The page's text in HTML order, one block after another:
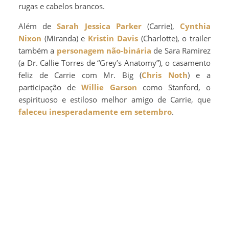
rugas e cabelos brancos.
Além deSarah Jessica Parker(Carrie), Cynthia
Nixon (Miranda) e Kristin Davis(Charlotte), o trailer
também a personagem não-binária de Sara Ramirez
(a Dr. Callie Torres de “Grey’s Anatomy”), o casamento
feliz de Carrie com Mr. Big (Chris Noth) e a
participação deWillie Garson como Stanford, o
espirituoso e estiloso melhor amigo de Carrie, que
faleceu inesperadamente em setembro.